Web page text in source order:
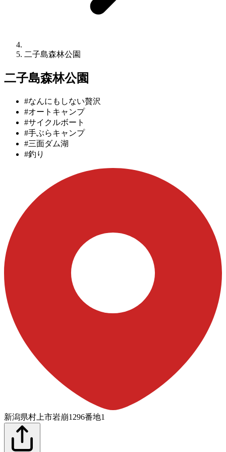
二子島森林公園
二子島森林公園
#なんにもしない贅沢
#オートキャンプ
#サイクルボート
#手ぶらキャンプ
#三面ダム湖
#釣り
新潟県村上市岩崩1296番地1